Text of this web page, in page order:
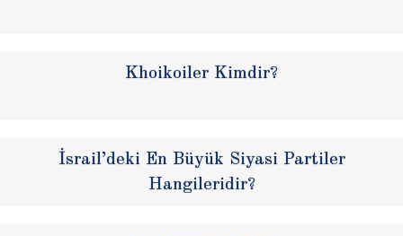
Khoikoiler Kimdir?
İsrail’deki En Büyük Siyasi Partiler
Hangileridir?